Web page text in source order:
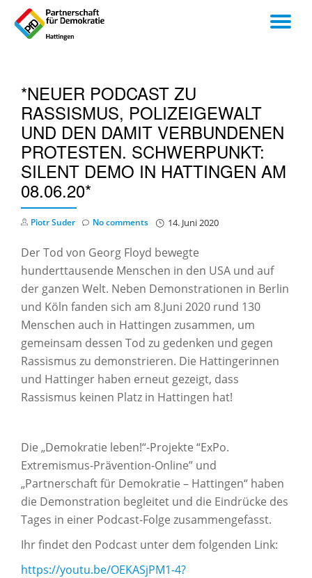
*NEUER PODCAST ZU
RASSISMUS, POLIZEIGEWALT
UND DEN DAMIT VERBUNDENEN
PROTESTEN. SCHWERPUNKT:
SILENT DEMO IN HATTINGEN AM
08.06.20*
Piotr Suder 14. Juni 2020
No comments
Der Tod von Georg Floyd bewegte
hunderttausende Menschen in den USA und auf
der ganzen Welt. Neben Demonstrationen in Berlin
und Köln fanden sich am 8.Juni 2020 rund 130
Menschen auch in Hattingen zusammen, um
gemeinsam dessen Tod zu gedenken und gegen
Rassismus zu demonstrieren. Die Hattingerinnen
und Hattinger haben erneut gezeigt, dass
Rassismus keinen Platz in Hattingen hat!
Die „Demokratie leben!“-Projekte “ExPo.
Extremismus-Prävention-Online” und
„Partnerschaft für Demokratie – Hattingen“ haben
die Demonstration begleitet und die Eindrücke des
Tages in einer Podcast-Folge zusammengefasst.
Ihr findet den Podcast unter dem folgenden Link:
https://youtu.be/OEKASjPM1-4?